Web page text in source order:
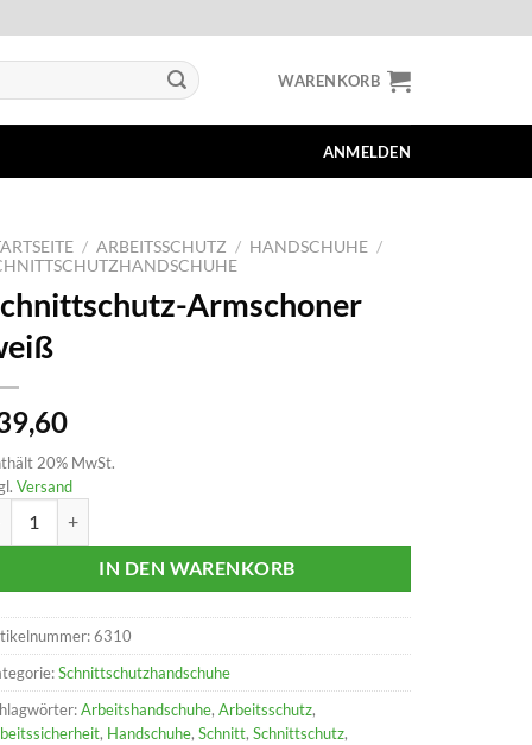
WARENKORB
ANMELDEN
/ ARBEITSSCHUTZ / HANDSCHUHE /
Armschoner
20% MwSt.
Versand
IN DEN WARENKORB
6310
Schnittschutzhandschuhe
Arbeitshandschuhe, Arbeitsschutz,
, Handschuhe, Schnitt, Schnittschutz,